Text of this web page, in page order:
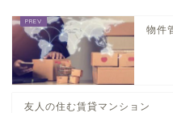
物件
友人の住む賃貸マンション